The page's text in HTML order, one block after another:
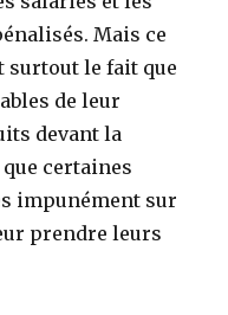
Mais ce
surtout le fait que
de leur
devant la
certaines
impunément sur
prendre leurs